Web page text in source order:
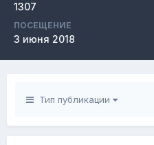
1307
ПОСЕЩЕНИЕ
3 июня 2018
Тип публикации